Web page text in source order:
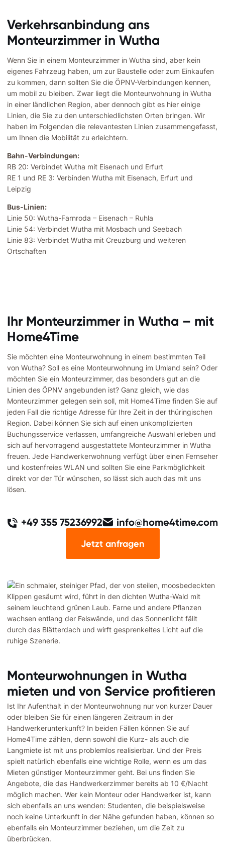
Verkehrsanbindung ans
Monteurzimmer in Wutha
Wenn Sie in einem Monteurzimmer in Wutha sind, aber kein
eigenes Fahrzeug haben, um zur Baustelle oder zum Einkaufen
zu kommen, dann sollten Sie die ÖPNV-Verbindungen kennen,
um mobil zu bleiben. Zwar liegt die Monteurwohnung in Wutha
in einer ländlichen Region, aber dennoch gibt es hier einige
Linien, die Sie zu den unterschiedlichsten Orten bringen. Wir
haben im Folgenden die relevantesten Linien zusammengefasst,
um Ihnen die Mobilität zu erleichtern.
Bahn-Verbindungen:
RB 20: Verbindet Wutha mit Eisenach und Erfurt
RE 1 und RE 3: Verbinden Wutha mit Eisenach, Erfurt und
Leipzig
Bus-Linien:
Linie 50: Wutha-Farnroda – Eisenach – Ruhla
Linie 54: Verbindet Wutha mit Mosbach und Seebach
Linie 83: Verbindet Wutha mit Creuzburg und weiteren
Ortschaften
Ihr Monteurzimmer in Wutha – mit
Home4Time
Sie möchten eine Monteurwohnung in einem bestimmten Teil
von Wutha? Soll es eine Monteurwohnung im Umland sein? Oder
möchten Sie ein Monteurzimmer, das besonders gut an die
Linien des ÖPNV angebunden ist? Ganz gleich, wie das
Monteurzimmer gelegen sein soll, mit Home4Time finden Sie auf
jeden Fall die richtige Adresse für Ihre Zeit in der thüringischen
Region. Dabei können Sie sich auf einen unkomplizierten
Buchungsservice verlassen, umfangreiche Auswahl erleben und
sich auf hervorragend ausgestattete Monteurzimmer in Wutha
freuen. Jede Handwerkerwohnung verfügt über einen Fernseher
und kostenfreies WLAN und sollten Sie eine Parkmöglichkeit
direkt vor der Tür wünschen, so lässt sich auch das mit uns
lösen.
+49 355 75236992 info@home4time.com
Jetzt anfragen
Monteurwohnungen in Wutha
mieten und von Service profitieren
Ist Ihr Aufenthalt in der Monteurwohnung nur von kurzer Dauer
oder bleiben Sie für einen längeren Zeitraum in der
Handwerkerunterkunft? In beiden Fällen können Sie auf
Home4Time zählen, denn sowohl die Kurz- als auch die
Langmiete ist mit uns problemlos realisierbar. Und der Preis
spielt natürlich ebenfalls eine wichtige Rolle, wenn es um das
Mieten günstiger Monteurzimmer geht. Bei uns finden Sie
Angebote, die das Handwerkerzimmer bereits ab 10 €/Nacht
möglich machen. Wer kein Monteur oder Handwerker ist, kann
sich ebenfalls an uns wenden: Studenten, die beispielsweise
noch keine Unterkunft in der Nähe gefunden haben, können so
ebenfalls ein Monteurzimmer beziehen, um die Zeit zu
überbrücken.